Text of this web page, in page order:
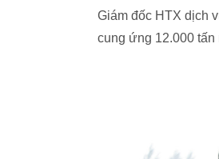
Giám đốc HTX dịch
cung ứng 12.000